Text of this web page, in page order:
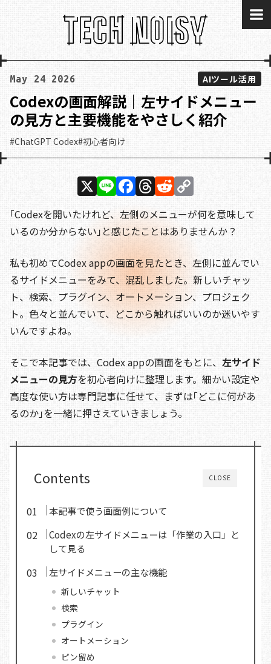
May 24 2026 AIツール活用
Codexの画面解説｜左サイドメニュー
の見方と主要機能をやさしく紹介
#ChatGPT Codex#初心者向け
X Li
n
e
F
a
c
e
b
o
o
k
T
h
re
a
d
s
R
e
d
di
t
o
p
y
Li
n
k
｢Codexを開いたけれど、左側のメニューが何を意味して
いるのか分からない｣と感じたことはありませんか？
私も初めてCodex appの画面を見たとき、左側に並んでい
るサイドメニューをみて、混乱しました。新しいチャッ
ト、検索、プラグイン、オートメーション、プロジェク
ト。色々と並んでいて、どこから触ればいいのか迷いやす
いんですよね。
そこで本記事では、Codex appの画面をもとに、 左サイド
メニューの見方を初心者向けに整理します。細かい設定や
高度な使い方は専門記事に任せて、まずは｢どこに何があ
るのか｣を一緒に押さえていきましょう。
CLOSE
Contents
本記事で使う画面例について
Codexの左サイドメニューは「作業の入口」と
して見る
左サイドメニューの主な機能
新しいチャット
検索
プラグイン
オートメーション
ピン留め